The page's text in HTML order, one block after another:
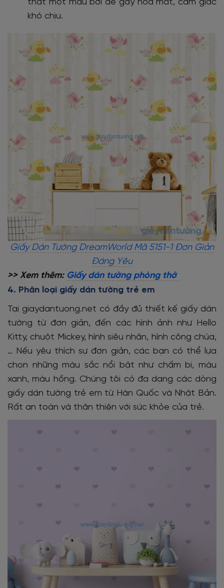
thất một màu bởi dễ gây hoa mắt, cảm giác
khó chịu.
Giấy Dán Tường DreamWorld Mã 5151-1 Đơn Giản
Đáng Yêu
>> Xem thêm: Giấy dán tường phòng thờ
4. Phân loại giấy dán tường trẻ em
Tại giaydantuong.net có đầy đủ thiết kế giấy dán
tường từ đơn giản, đến các hình ảnh như Hello
Kitty, chuột Mickey, hình siêu nhân, hình công chúa,
… Nếu yêu thích sự đơn giản, các bạn có thể lựa
chọn những màu sắc nổi bật như chấm bi, màu
xanh, màu hồng. Chúng tôi có đa dạng các dòng
giấy dán tường trẻ em từ Hàn Quốc và Nhật Bản.
Rất an toàn và thân thiện với sức khỏe của trẻ.